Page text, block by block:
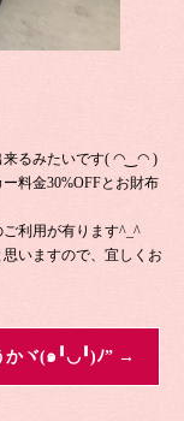
来るみたいです( ◠‿◠ )
料金30%OFFとお財布
利用が有ります^_^
いますので、宜しくお
かヾ(๑╹◡╹)ﾉ” →